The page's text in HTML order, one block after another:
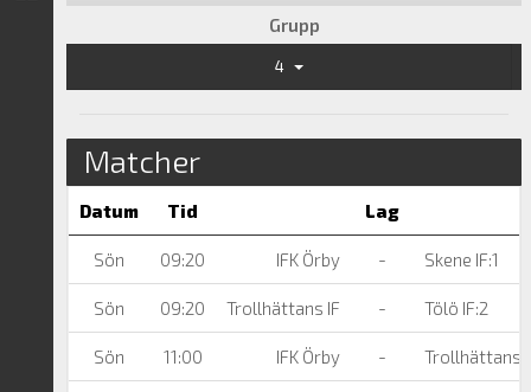
Grupp
4
Matcher
Datum Tid Lag
Sön 09:20 IFK Örby - Skene IF:1
Sön 09:20 Trollhättans IF - Tölö IF:2
Sön 11:00 IFK Örby - Trollhättans